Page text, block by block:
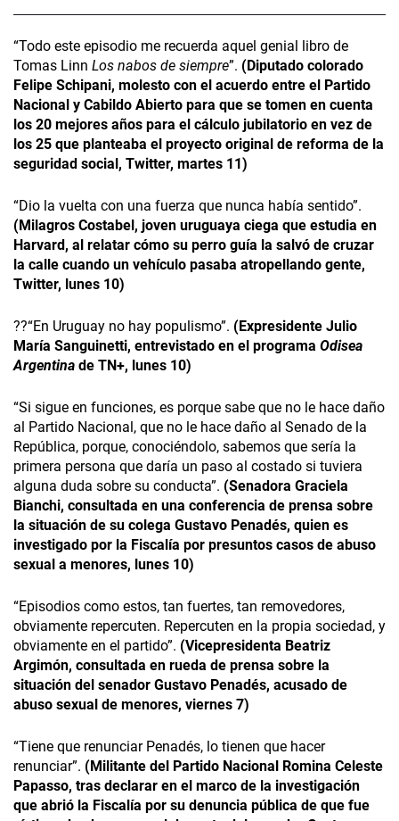
“Todo este episodio me recuerda aquel genial libro de
Tomas Linn Los nabos de siempre”. (Diputado colorado
Felipe Schipani, molesto con el acuerdo entre el Partido
Nacional y Cabildo Abierto para que se tomen en cuenta
los 20 mejores años para el cálculo jubilatorio en vez de
los 25 que planteaba el proyecto original de reforma de la
seguridad social, Twitter, martes 11)
“Dio la vuelta con una fuerza que nunca había sentido”.
(Milagros Costabel, joven uruguaya ciega que estudia en
Harvard, al relatar cómo su perro guía la salvó de cruzar
la calle cuando un vehículo pasaba atropellando gente,
Twitter, lunes 10)
??“En Uruguay no hay populismo”. (Expresidente Julio
María Sanguinetti, entrevistado en el programa Odisea
Argentina de TN+, lunes 10)
“Si sigue en funciones, es porque sabe que no le hace daño
al Partido Nacional, que no le hace daño al Senado de la
República, porque, conociéndolo, sabemos que sería la
primera persona que daría un paso al costado si tuviera
alguna duda sobre su conducta”. (Senadora Graciela
Bianchi, consultada en una conferencia de prensa sobre
la situación de su colega Gustavo Penadés, quien es
investigado por la Fiscalía por presuntos casos de abuso
sexual a menores, lunes 10)
“Episodios como estos, tan fuertes, tan removedores,
obviamente repercuten. Repercuten en la propia sociedad, y
obviamente en el partido”. (Vicepresidenta Beatriz
Argimón, consultada en rueda de prensa sobre la
situación del senador Gustavo Penadés, acusado de
abuso sexual de menores, viernes 7)
“Tiene que renunciar Penadés, lo tienen que hacer
renunciar”. (Militante del Partido Nacional Romina Celeste
Papasso, tras declarar en el marco de la investigación
que abrió la Fiscalía por su denuncia pública de que fue